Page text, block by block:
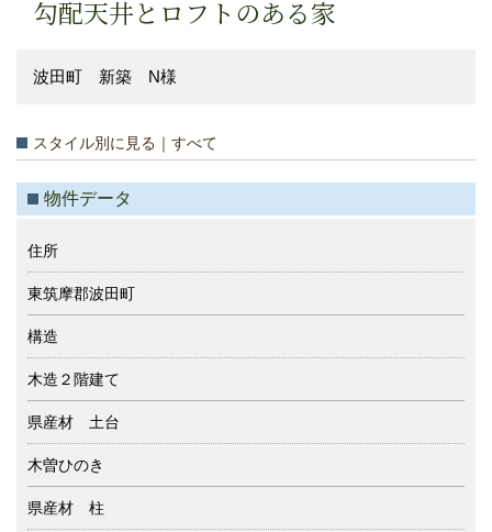
勾配天井とロフトのある家
波田町 新築 N様
スタイル別に見る｜すべて
物件データ
住所
東筑摩郡波田町
構造
木造２階建て
県産材 土台
木曽ひのき
県産材 柱